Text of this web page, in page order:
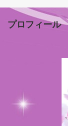
プロフィール